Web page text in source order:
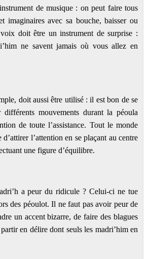
de musique : on peut faire tous
imaginaires avec sa bouche, baisser ou
doit être un instrument de surprise :
ne savent jamais où vous allez en
doit aussi être utilisé : il est bon de se
différents mouvements durant la péoula
de toute l’assistance. Tout le monde
l’attention en se plaçant au centre
une figure d’équilibre.
a peur du ridicule ? Celui-ci ne tue
des péoulot. Il ne faut pas avoir peur de
un accent bizarre, de faire des blagues
en délire dont seuls les madri’him en